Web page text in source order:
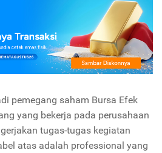
pemegang saham Bursa Efek
yang bekerja pada perusahaan
tugas-tugas kegiatan
atas adalah professional yang